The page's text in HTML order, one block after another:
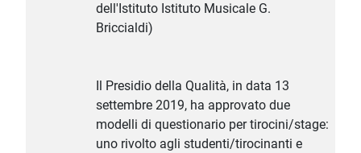
dell'Istituto Istituto Musicale G.
Briccialdi)
Il Presidio della Qualità, in data 13
settembre 2019, ha approvato due
modelli di questionario per tirocini/stage:
uno rivolto agli studenti/tirocinanti e